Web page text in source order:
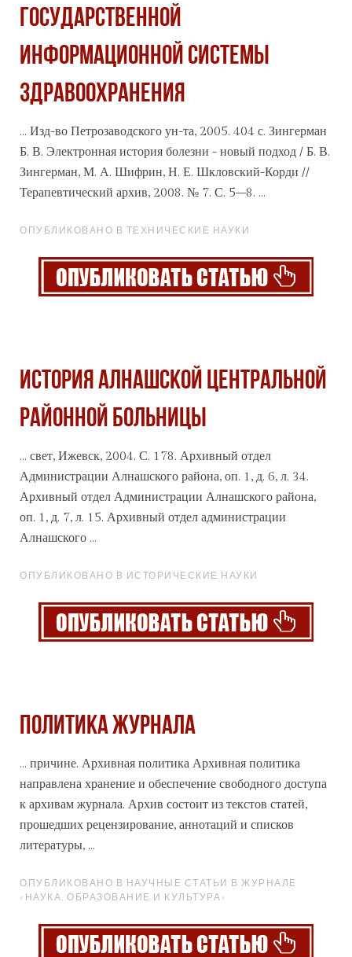
ГОСУДАРСТВЕННОЙ
ИНФОРМАЦИОННОЙ СИСТЕМЫ
ЗДРАВООХРАНЕНИЯ
... Изд-во Петрозаводского ун-та, 2005. 404 с. Зингерман
Б. В. Электронная история болезни - новый подход / Б. В.
Зингерман, М. А. Шифрин, Н. Е. Шкловский-Корди //
Терапевтический архив, 2008. № 7. С. 5–8. ...
ОПУБЛИКОВАНО В ТЕХНИЧЕСКИЕ НАУКИ
История Алнашской центральной
районной больницы
... свет, Ижевск, 2004. С. 178. Архивный отдел
Администрации Алнашского района, оп. 1, д. 6, л. 34.
Архивный отдел Администрации Алнашского района,
оп. 1, д. 7, л. 15. Архивный отдел администрации
Алнашского ...
ОПУБЛИКОВАНО В ИСТОРИЧЕСКИЕ НАУКИ
Политика журнала
... причине. Архивная политика Архивная политика
направлена хранение и обеспечение свободного доступа
к архивам журнала. Архив состоит из текстов статей,
прошедших рецензирование, аннотаций и списков
литературы, ...
ОПУБЛИКОВАНО В НАУЧНЫЕ СТАТЬИ В ЖУРНАЛЕ
«НАУКА, ОБРАЗОВАНИЕ И КУЛЬТУРА»